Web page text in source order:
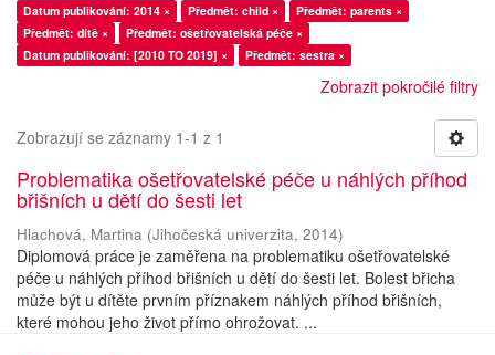
Datum publikování: 2014 × Předmět: child ×
Předmět: parents ×
Předmět: dítě ×
Předmět: ošetřovatelská péče ×
Datum publikování: [2010 TO 2019] ×
Předmět: sestra ×
Zobrazit pokročilé filtry
Zobrazují se záznamy 1-1 z 1
Problematika ošetřovatelské péče u náhlých příhod
břišních u dětí do šesti let
Hlachová, Martina (Jihočeská univerzita, 2014)
Diplomová práce je zaměřena na problematiku ošetřovatelské
péče u náhlých příhod břišních u dětí do šesti let. Bolest břicha
může být u dítěte prvním příznakem náhlých příhod břišních,
které mohou jeho život přímo ohrožovat. ...